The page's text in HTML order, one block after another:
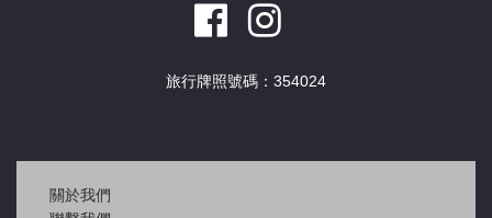
旅行牌照號碼：354024
關於我們